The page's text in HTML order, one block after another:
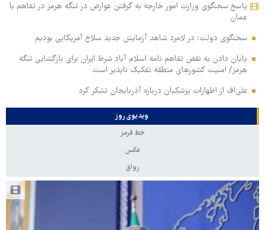
پاسخ سخنگوی وزارت امور خارجه به گرفتن عوارض در تنگه هرمز در تفاهم با
عمان
سخنگوی دولت: در لامرد شاهد آزمایش جدید سلاح آمریکایی بودیم
پایان دادن به نقض تفاهم نامه اسلام آباد شرط ایران برای بازگشایی تنگه
هرمز/ امنیت کشورهای منطقه تفکیک ناپذیر است
علی‌اف از اظهارات پزشکیان درباره آذربایجان تشکر کرد
ویدیوی روز
خط قرمز
عکس
رواق